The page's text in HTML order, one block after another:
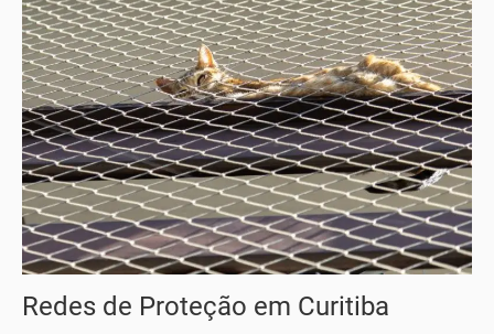
Redes de Proteção em Curitiba